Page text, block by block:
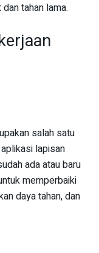
tahan lama.
salah satu
lapisan
ada atau baru
memperbaiki
daya tahan, dan